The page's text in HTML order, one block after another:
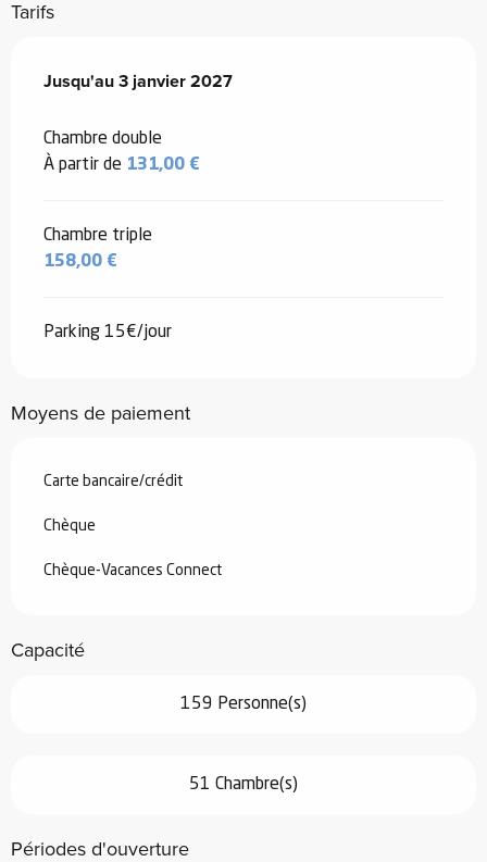
Tarifs
Du5 janvier 2026au3 janvier 2027
Jusqu'au3 janvier 2027
Chambre double
À partir de 131,00 €
Chambre triple
158,00 €
Parking 15€/jour
Moyens de paiement
Carte bancaire/crédit
Chèque
Chèque-Vacances Connect
Capacité
159 Personne(s)
51 Chambre(s)
Périodes d'ouverture